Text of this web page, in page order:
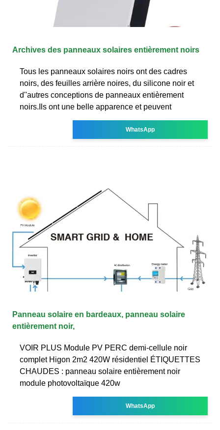
Archives des panneaux solaires entièrement noirs
Tous les panneaux solaires noirs ont des cadres
noirs, des feuilles arrière noires, du silicone noir et
d''autres conceptions de panneaux entièrement
noirs.Ils ont une belle apparence et peuvent
WhatsApp
Panneau solaire en bardeaux, panneau solaire
entièrement noir,
VOIR PLUS Module PV PERC demi-cellule noir
complet Higon 2m2 420W résidentiel ÉTIQUETTES
CHAUDES : panneau solaire entièrement noir
module photovoltaïque 420w
WhatsApp